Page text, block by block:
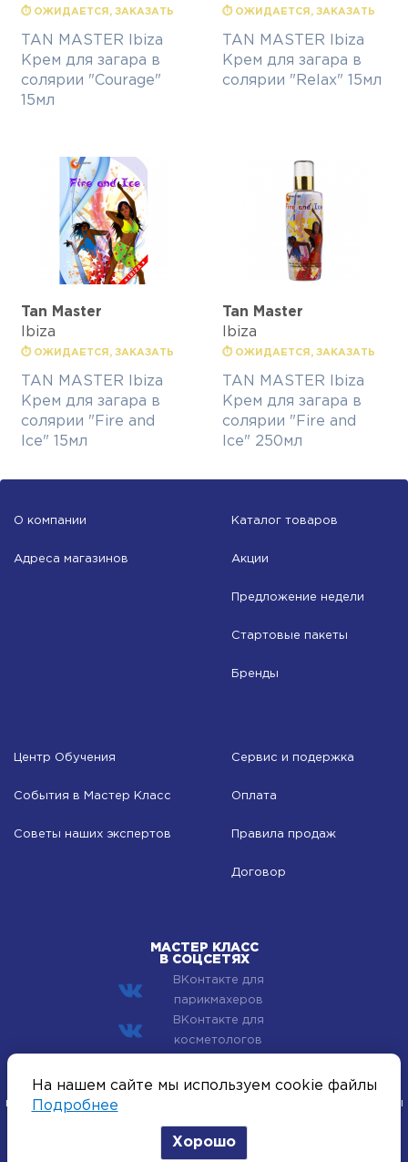
⏱ ОЖИДАЕТСЯ, ЗАКАЗАТЬ
TAN MASTER Ibiza
Крем для загара в
солярии "Courage"
15мл
⏱ ОЖИДАЕТСЯ, ЗАКАЗАТЬ
TAN MASTER Ibiza
Крем для загара в
солярии "Relax" 15мл
Tan Master
Ibiza
⏱ ОЖИДАЕТСЯ, ЗАКАЗАТЬ
TAN MASTER Ibiza
Крем для загара в
солярии "Fire and
Ice" 15мл
Tan Master
Ibiza
⏱ ОЖИДАЕТСЯ, ЗАКАЗАТЬ
TAN MASTER Ibiza
Крем для загара в
солярии "Fire and
Ice" 250мл
О компании
Адреса магазинов
Каталог товаров
Акции
Предложение недели
Стартовые пакеты
Бренды
Центр Обучения
События в Мастер Класс
Советы наших экспертов
Сервис и подержка
Оплата
Правила продаж
Договор
МАСТЕР КЛАСС
В СОЦСЕТЯХ
ВКонтакте для
парикмахеров
ВКонтакте для
косметологов
© 2002–2026 Компания Мастер Класс - профессиональная
косметика для лица, тела и волос. Все хиты индустрии красоты
На нашем сайте мы используем cookie файлы
Подробнее
Хорошо